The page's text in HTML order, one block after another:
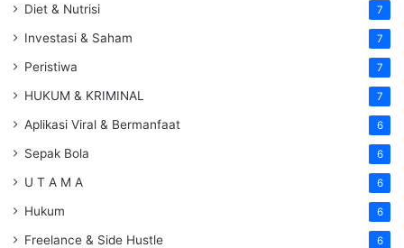
Diet & Nutrisi 7
Investasi & Saham 7
Peristiwa 7
HUKUM & KRIMINAL 7
Aplikasi Viral & Bermanfaat 6
Sepak Bola 6
U T A M A 6
Hukum 6
Freelance & Side Hustle 6